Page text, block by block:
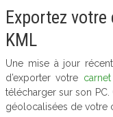
Exportez
KML
Une mise à jour
d’exporter votre
télécharger sur son
géolocalisées de votre